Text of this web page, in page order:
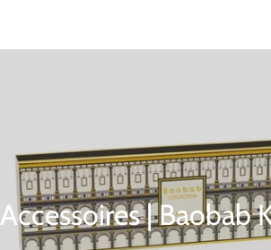
Accessoires | Baobab